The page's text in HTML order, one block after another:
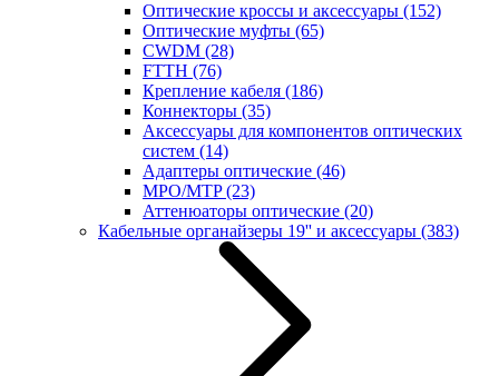
Оптические кроссы и аксессуары (152)
Оптические муфты (65)
CWDM (28)
FTTH (76)
Крепление кабеля (186)
Коннекторы (35)
Аксессуары для компонентов оптических
систем (14)
Адаптеры оптические (46)
MPO/MTP(23)
Аттенюаторы оптические (20)
Кабельные органайзеры 19'' и аксессуары (383)